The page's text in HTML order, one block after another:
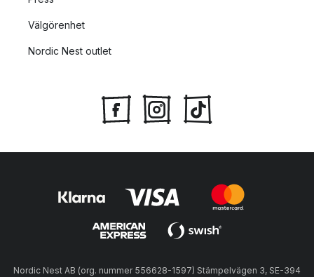
Välgörenhet
Nordic Nest outlet
Nordic Nest AB (org. nummer 556628-1597) Stämpelvägen 3, SE-394